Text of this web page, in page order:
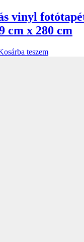
vinyl
cm x 280 cm
teszem